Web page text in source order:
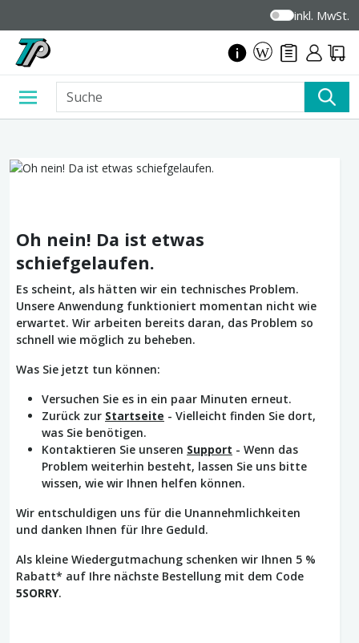
inkl. MwSt.
Oh nein! Da ist etwas
schiefgelaufen.
Es scheint, als hätten wir ein technisches Problem.
Unsere Anwendung funktioniert momentan nicht wie
erwartet. Wir arbeiten bereits daran, das Problem so
schnell wie möglich zu beheben.
Was Sie jetzt tun können:
Versuchen Sie es in ein paar Minuten erneut.
Zurück zur Startseite - Vielleicht finden Sie dort,
was Sie benötigen.
Kontaktieren Sie unseren Support - Wenn das
Problem weiterhin besteht, lassen Sie uns bitte
wissen, wie wir Ihnen helfen können.
Wir entschuldigen uns für die Unannehmlichkeiten
und danken Ihnen für Ihre Geduld.
Als kleine Wiedergutmachung schenken wir Ihnen 5 %
Rabatt* auf Ihre nächste Bestellung mit dem Code
5SORRY.